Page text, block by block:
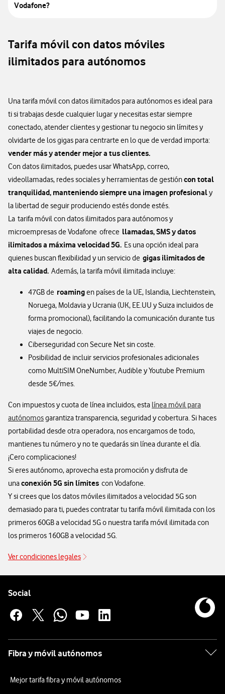
Vodafone?
Tarifa móvil con datos móviles
ilimitados para autónomos
Una tarifa móvil con datos ilimitados para autónomos es ideal para
ti si trabajas desde cualquier lugar y necesitas estar siempre
conectado, atender clientes y gestionar tu negocio sin límites y
olvidarte de los gigas para centrarte en lo que de verdad importa:
vender más y atender mejor a tus clientes.
Con datos ilimitados, puedes usar WhatsApp, correo,
videollamadas, redes sociales y herramientas de gestióncon total
tranquilidad, manteniendo siempre una imagen profesionaly
la libertad de seguir produciendo estés donde estés.
La tarifa móvil con datos ilimitados para autónomos y
microempresas de Vodafone ofrece llamadas, SMS y datos
ilimitados a máxima velocidad 5G. Es una opción ideal para
quienes buscan flexibilidad y un servicio de gigas ilimitados de
alta calidad. Además, la tarifa móvil ilimitada incluye:
47GB de roamingen países de la UE, Islandia, Liechtenstein,
Noruega, Moldavia y Ucrania (UK, EE.UU y Suiza incluidos de
forma promocional), facilitando la comunicación durante tus
viajes de negocio.
Ciberseguridad con Secure Net sin coste.
Posibilidad de incluir servicios profesionales adicionales
como MultiSIM OneNumber, Audible y Youtube Premium
desde 5€/mes.
Con impuestos y cuota de línea incluidos, esta línea móvil para
autónomosgarantiza transparencia, seguridad y cobertura. Si haces
portabilidad desde otra operadora, nos encargamos de todo,
mantienes tu número y no te quedarás sin línea durante el día.
¡Cero complicaciones!
Si eres autónomo, aprovecha esta promoción y disfruta de
unaconexión 5G sin límites con Vodafone.
Y si crees que los datos móviles ilimitados a velocidad 5G son
demasiado para ti, puedes contratar tu tarifa móvil ilimitada con los
primeros 60GB a velocidad 5G o nuestra tarifa móvil ilimitada con
los primeros 160GB a velocidad 5G.
Ver condiciones legales
Social
Fibra y móvil autónomos
Mejor tarifa fibra y móvil autónomos